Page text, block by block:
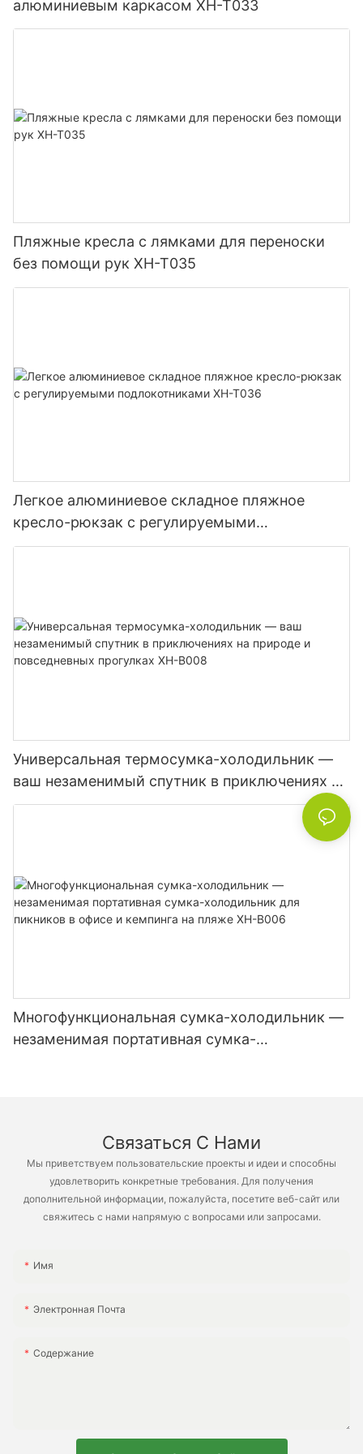
алюминиевым каркасом XH-T033
Пляжные кресла с лямками для переноски
без помощи рук XH-T035
Легкое алюминиевое складное пляжное
кресло-рюкзак с регулируемыми
подлокотниками XH-T036
Универсальная термосумка-холодильник —
ваш незаменимый спутник в приключениях на
природе и повседневных прогулках XH-B008
Многофункциональная сумка-холодильник —
незаменимая портативная сумка-
Связаться С Нами
Мы приветствуем пользовательские проекты и идеи и способны
удовлетворить конкретные требования. Для получения
дополнительной информации, пожалуйста, посетите веб-сайт или
свяжитесь с нами напрямую с вопросами или запросами.
Имя
Электронная Почта
Содержание